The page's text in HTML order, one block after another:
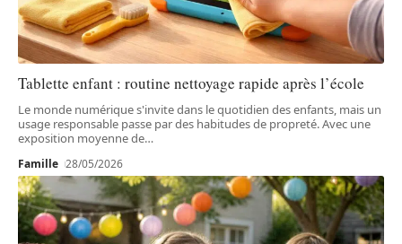
Tablette enfant : routine nettoyage rapide après l’école
Le monde numérique s'invite dans le quotidien des enfants, mais un
usage responsable passe par des habitudes de propreté. Avec une
exposition moyenne de…
Famille 28/05/2026